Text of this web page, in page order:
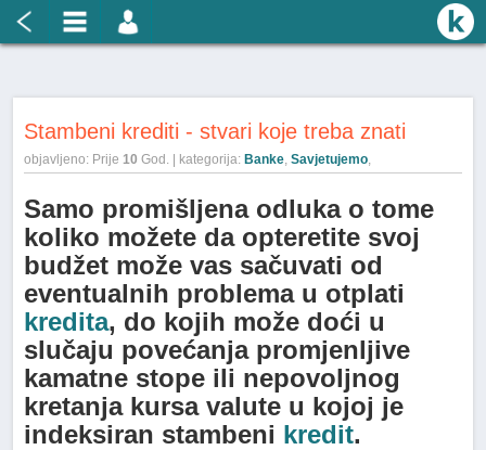
Stambeni krediti - stvari koje treba znati
objavljeno: Prije10 God. | kategorija: Banke,Savjetujemo,
Samo promišljena odluka o tome
koliko možete da opteretite svoj
budžet može vas sačuvati od
eventualnih problema u otplati
kredita, do kojih može doći u
slučaju povećanja promjenljive
kamatne stope ili nepovoljnog
kretanja kursa valute u kojoj je
indeksiran stambeni kredit.